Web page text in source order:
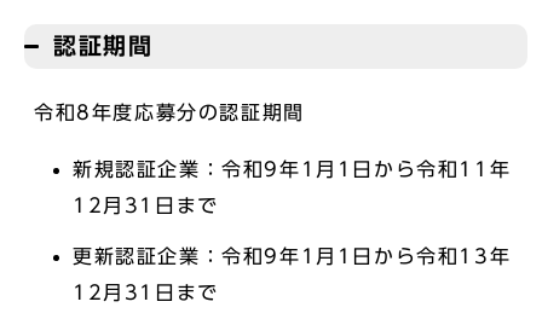
認証期間
令和8年度応募分の認証期間
新規認証企業：令和9年1月1日から令和11年
12月31日まで
更新認証企業：令和9年1月1日から令和13年
12月31日まで